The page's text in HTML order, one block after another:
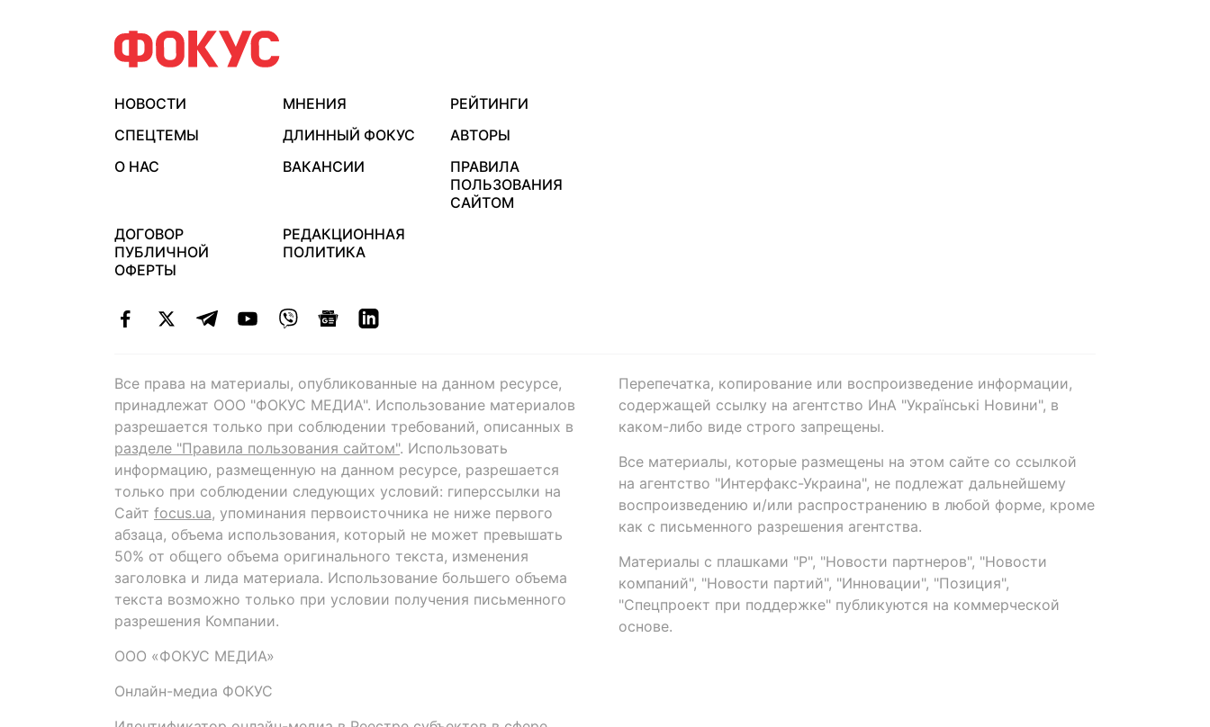
НОВОСТИ МНЕНИЯ
РЕЙТИНГИ
СПЕЦТЕМЫ
ДЛИННЫЙ ФОКУС
АВТОРЫ
О НАС
ВАКАНСИИ
ПРАВИЛА
ПОЛЬЗОВАНИЯ
САЙТОМ
ДОГОВОР
ПУБЛИЧНОЙ
ОФЕРТЫ
РЕДАКЦИОННАЯ
ПОЛИТИКА
Все права на материалы, опубликованные на данном ресурсе,
принадлежат ООО "ФОКУС МЕДИА". Использование материалов
разрешается только при соблюдении требований, описанных в
разделе "Правила пользования сайтом". Использовать
информацию, размещенную на данном ресурсе, разрешается
только при соблюдении следующих условий: гиперссылки на
Сайт focus.ua, упоминания первоисточника не ниже первого
абзаца, объема использования, который не может превышать
50% от общего объема оригинального текста, изменения
заголовка и лида материала. Использование большего объема
текста возможно только при условии получения письменного
разрешения Компании.
ООО «ФОКУС МЕДИА»
Онлайн-медиа ФОКУС
Перепечатка, копирование или воспроизведение информации,
содержащей ссылку на агентство ИнА "Українські Новини", в
каком-либо виде строго запрещены.
Все материалы, которые размещены на этом сайте со ссылкой
на агентство "Интерфакс-Украина", не подлежат дальнейшему
воспроизведению и/или распространению в любой форме, кроме
как с письменного разрешения агентства.
Материалы с плашками "Р", "Новости партнеров", "Новости
компаний", "Новости партий", "Инновации", "Позиция",
"Спецпроект при поддержке" публикуются на коммерческой
основе.